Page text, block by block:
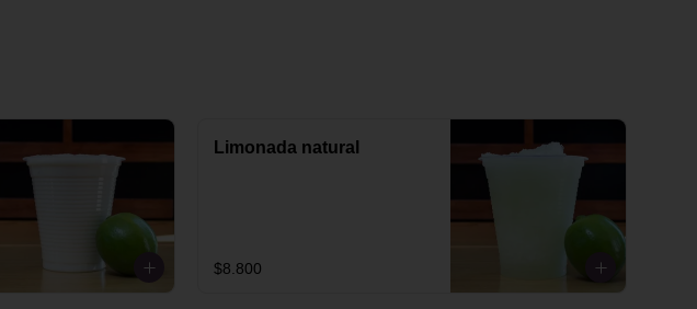
Limonada natural
$8.800